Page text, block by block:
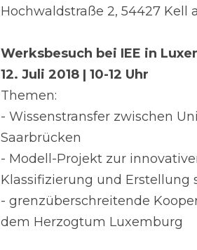
Hochwaldstraße 2, 54427 Kell
Werksbesuch bei IEE in
12. Juli 2018 | 10-12 Uhr
Themen:
- Wissenstransfer zwischen
Saarbrücken
- Modell-Projekt zur
Klassifizierung und
- grenzüberschreitende
dem Herzogtum Luxemburg